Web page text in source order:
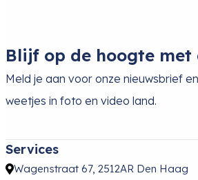
Blijf op de hoogte
Meld je aan voor onze nieuwsbrief
weetjes in foto en video land.
Services
Wagenstraat 67, 2512AR Den Haag